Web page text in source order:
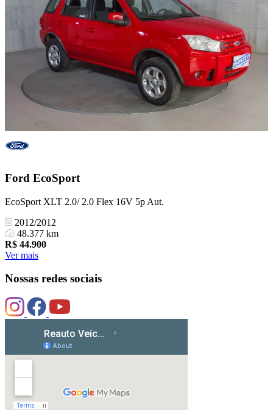
Ford EcoSport
EcoSport XLT 2.0/ 2.0 Flex 16V 5p Aut.
2012/2012
48.377 km
R$ 44.900
Ver mais
Nossas redes sociais